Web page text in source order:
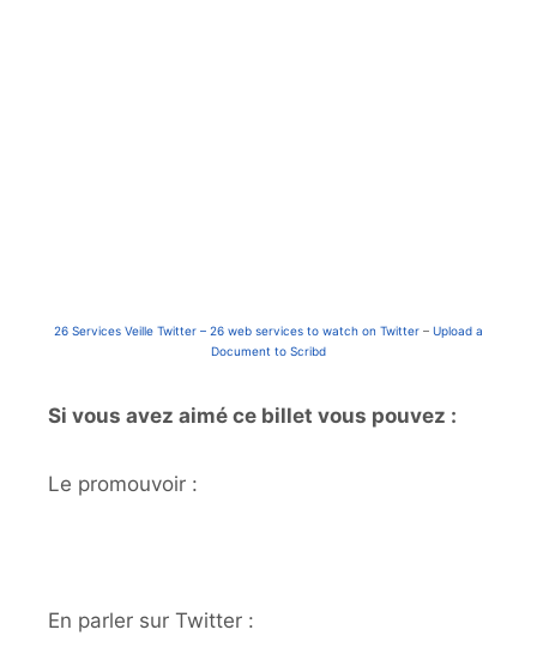
26 Services Veille Twitter – 26 web services to watch on Twitter – Upload a
Document to Scribd
Si vous avez aimé ce billet vous pouvez :
Le promouvoir :
En parler sur Twitter :